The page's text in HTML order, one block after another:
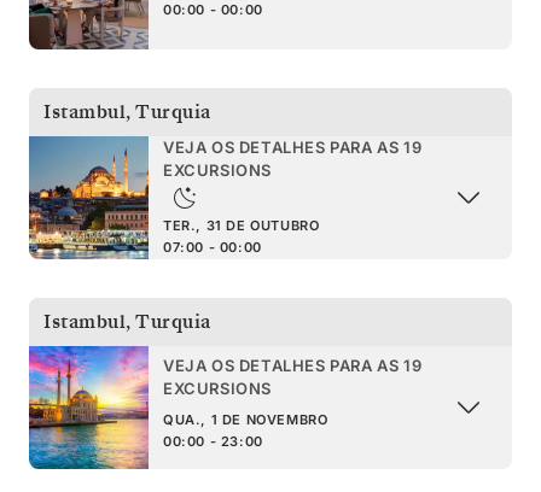
00:00 - 00:00
Istambul,Turquia
VEJA OS DETALHES PARA AS 19
EXCURSIONS
TER., 31 DE OUTUBRO
07:00 - 00:00
Istambul,Turquia
VEJA OS DETALHES PARA AS 19
EXCURSIONS
QUA., 1 DE NOVEMBRO
00:00 - 23:00